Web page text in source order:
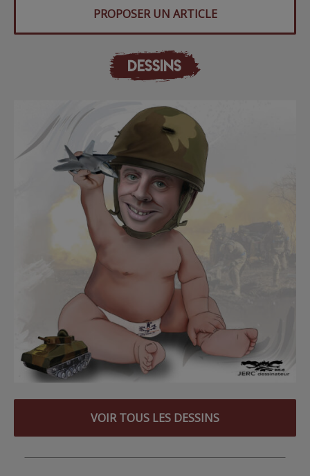
PROPOSER UN ARTICLE
DESSINS
VOIR TOUS LES DESSINS